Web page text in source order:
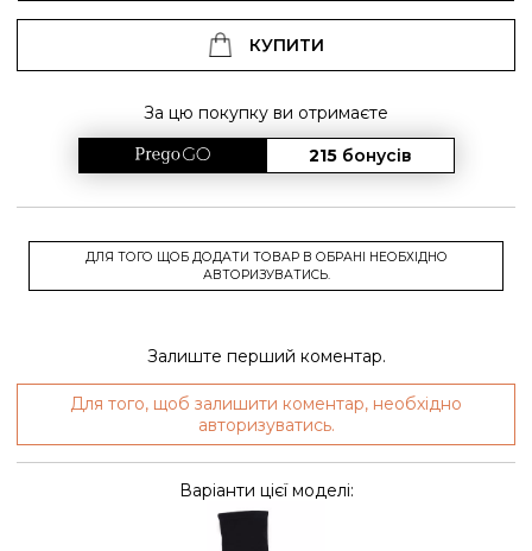
КУПИТИ
За цю покупку ви отримаєте
215 бонусів
ДЛЯ ТОГО ЩОБ ДОДАТИ ТОВАР В ОБРАНІ НЕОБХІДНО
АВТОРИЗУВАТИСЬ.
Залиште перший коментар.
Для того, щоб залишити коментар, необхідно
авторизуватись.
Варіанти цієї моделі: